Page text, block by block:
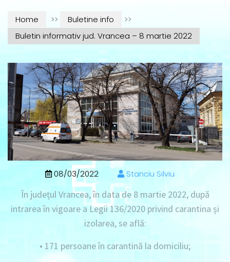
Home >> Buletine info
>>
Buletin informativ jud. Vrancea – 8 martie 2022
08/03/2022 Stanciu Silviu
În județul Vrancea, în data de 8 martie 2022, după
intrarea în vigoare a Legii 136/2020 privind carantina și
izolarea, se află:
• 171 persoane în carantină la domiciliu;